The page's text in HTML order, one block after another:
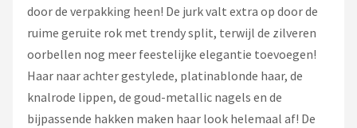
door de verpakking heen! De jurk valt extra op door de
ruime geruite rok met trendy split, terwijl de zilveren
oorbellen nog meer feestelijke elegantie toevoegen!
Haar naar achter gestylede, platinablonde haar, de
knalrode lippen, de goud-metallic nagels en de
bijpassende hakken maken haar look helemaal af! De